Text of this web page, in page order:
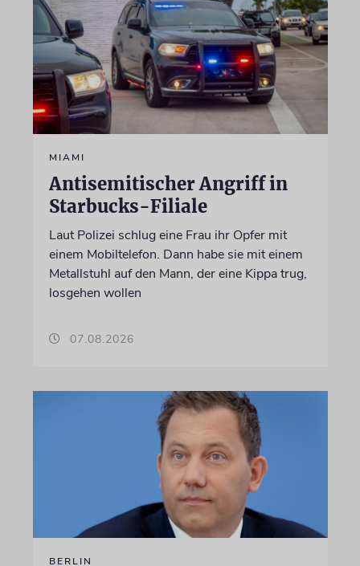
MIAMI
Antisemitischer Angriff in
Starbucks-Filiale
Laut Polizei schlug eine Frau ihr Opfer mit
einem Mobiltelefon. Dann habe sie mit einem
Metallstuhl auf den Mann, der eine Kippa trug,
losgehen wollen
07.08.2026
BERLIN